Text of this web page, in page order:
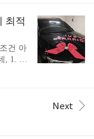
혼자
혔다.
많이
인 상
있
량이
만
최적
건 아
, 1. 소
적고
부
Next